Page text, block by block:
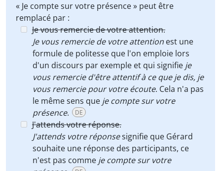
« Je compte sur votre présence » peut être
remplacé par :
Je vous remercie de votre attention.
Je vous remercie de votre attention est une
formule de politesse que l'on emploie lors
d'un discours par exemple et qui signifie je
vous remercie d'être attentif à ce que je dis, je
vous remercie pour votre écoute. Cela n'a pas
le même sens que je compte sur votre
présence. DE
J'attends votre réponse.
J'attends votre réponsesignifie que Gérard
souhaite une réponse des participants, ce
n'est pas comme je compte sur votre